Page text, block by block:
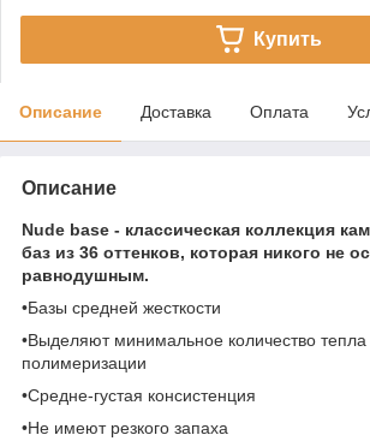
Купить
Описание Доставка Оплата
Описание
Nude base - классическая коллекция
баз из 36 оттенков, которая никого не
равнодушным.
•Базы средней жесткости
•Выделяют минимальное количество тепла
полимеризации
•Средне-густая консистенция
•Не имеют резкого запаха